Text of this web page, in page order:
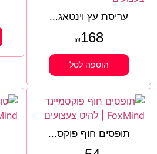
עריסת עץ וינטאג...
₪168
הוספה לסל
תופסים חוף פוקס...